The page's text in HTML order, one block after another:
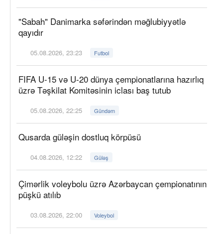
"Sabah" Danimarka səfərindən məğlubiyyətlə
qayıdır
05.08.2026, 23:23 Futbol
FIFA U-15 və U-20 dünya çempionatlarına hazırlıq
üzrə Təşkilat Komitəsinin iclası baş tutub
05.08.2026, 22:25 Gündəm
Qusarda güləşin dostluq körpüsü
04.08.2026, 12:22 Güləş
Çimərlik voleybolu üzrə Azərbaycan çempionatının
püşkü atılıb
03.08.2026, 22:00 Voleybol